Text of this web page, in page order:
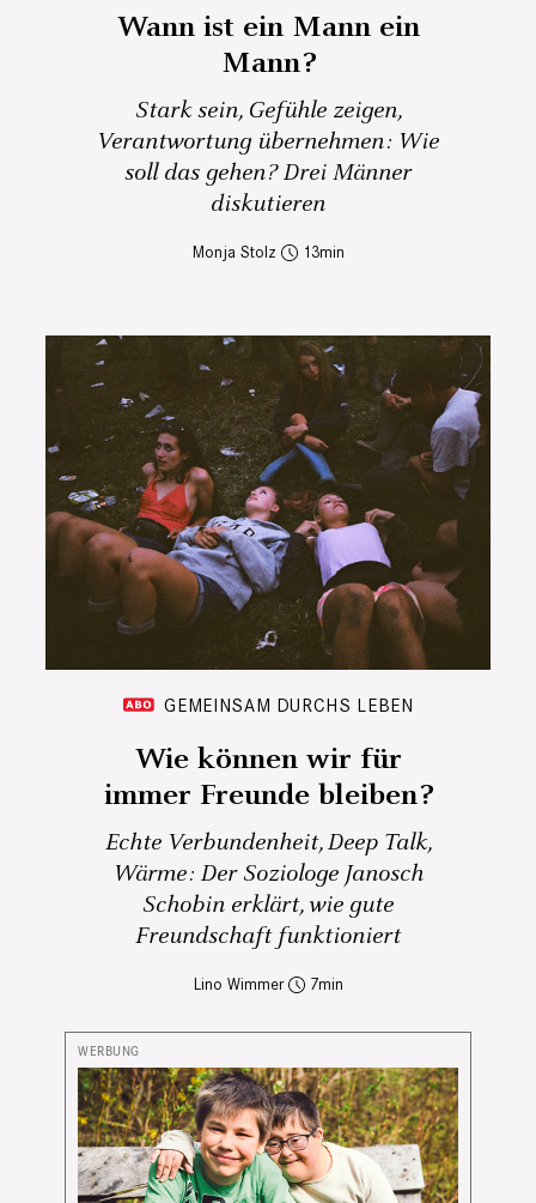
Wann ist ein Mann ein
Mann?
Stark sein, Gefühle zeigen,
Verantwortung übernehmen: Wie
soll das gehen? Drei Männer
diskutieren
Monja Stolz 13
GEMEINSAM DURCHS LEBEN
Wie können wir für
immer Freunde bleiben?
Echte Verbundenheit, Deep Talk,
Wärme: Der Soziologe Janosch
Schobin erklärt, wie gute
Freundschaft funktioniert
Lino Wimmer 7